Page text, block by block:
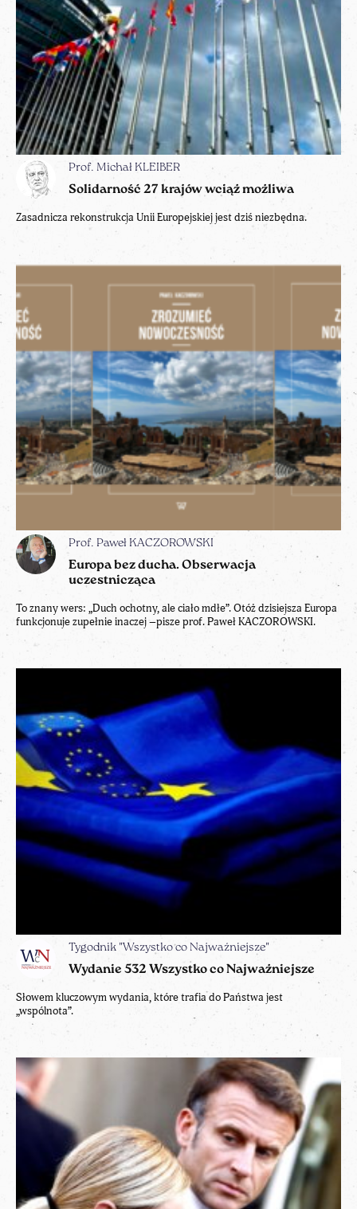
Prof. Michał KLEIBER
Solidarność 27 krajów wciąż możliwa
Zasadnicza rekonstrukcja Unii Europejskiej jest dziś niezbędna.
Prof. Paweł KACZOROWSKI
Europa bez ducha. Obserwacja
uczestnicząca
To znany wers: „Duch ochotny, ale ciało mdłe”. Otóż dzisiejsza Europa
funkcjonuje zupełnie inaczej –pisze prof. Paweł KACZOROWSKI.
Tygodnik "Wszystko co Najważniejsze"
Wydanie 532 Wszystko co Najważniejsze
Słowem kluczowym wydania, które trafia do Państwa jest
„wspólnota”.